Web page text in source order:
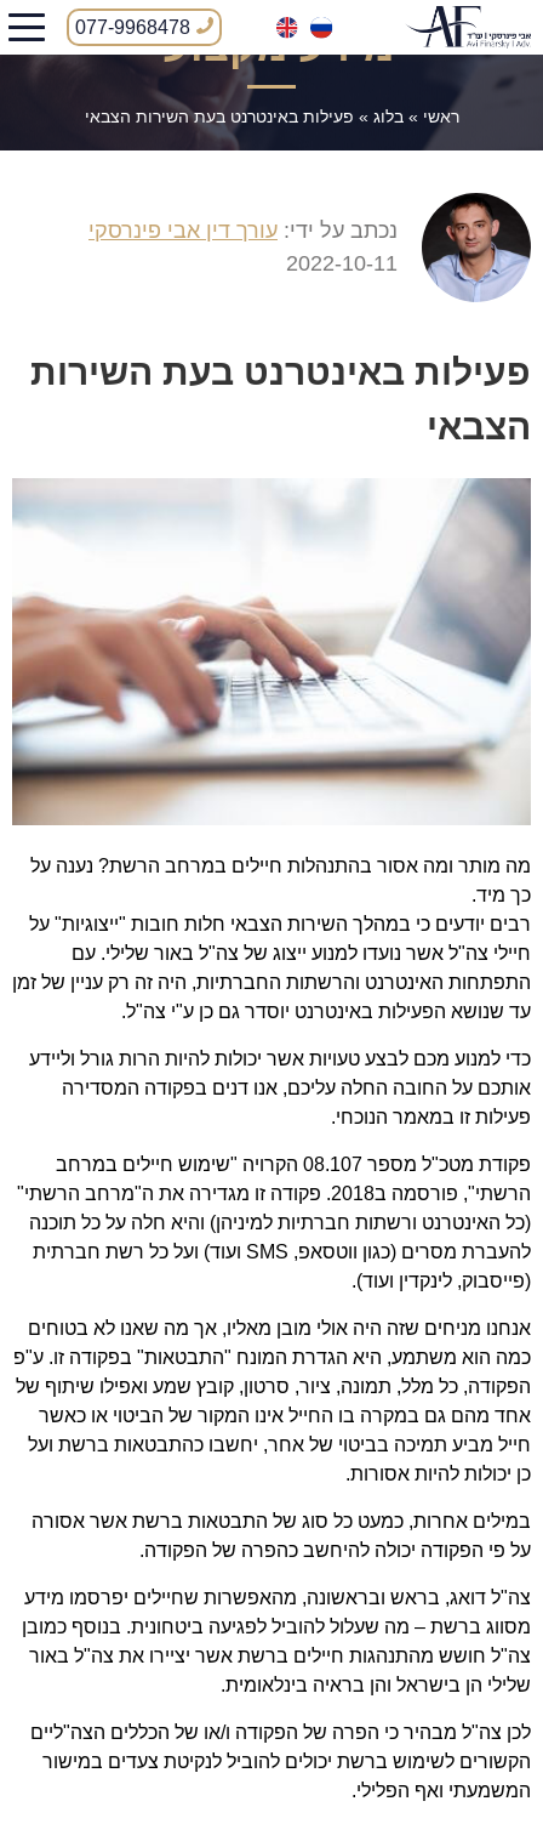
077-9968478מידע מקצועי
ראשי »בלוג » פעילות באינטרנט בעת השירות הצבאי
נכתב על ידי: עורך דין אבי פינרסקי
2022-10-11
פעילות באינטרנט בעת השירות
הצבאי
מה מותר ומה אסור בהתנהלות חיילים במרחב הרשת? נענה על
כך מיד.
רבים יודעים כי במהלך השירות הצבאי חלות חובות "ייצוגיות" על
חיילי צה"ל אשר נועדו למנוע ייצוג של צה"ל באור שלילי. עם
התפתחות האינטרנט והרשתות החברתיות, היה זה רק עניין של זמן
עד שנושא הפעילות באינטרנט יוסדר גם כן ע"י צה"ל.
כדי למנוע מכם לבצע טעויות אשר יכולות להיות הרות גורל וליידע
אותכם על החובה החלה עליכם, אנו דנים בפקודה המסדירה
פעילות זו במאמר הנוכחי.
פקודת מטכ"ל מספר 08.107 הקרויה "שימוש חיילים במרחב
הרשתי", פורסמה ב2018. פקודה זו מגדירה את ה"מרחב הרשתי"
(כל האינטרנט ורשתות חברתיות למיניהן) והיא חלה על כל תוכנה
להעברת מסרים (כגון ווטסאפ, SMS ועוד) ועל כל רשת חברתית
(פייסבוק, לינקדין ועוד).
אנחנו מניחים שזה היה אולי מובן מאליו, אך מה שאנו לא בטוחים
כמה הוא משתמע, היא הגדרת המונח "התבטאות" בפקודה זו. ע"פ
הפקודה, כל מלל, תמונה, ציור, סרטון, קובץ שמע ואפילו שיתוף של
אחד מהם גם במקרה בו החייל אינו המקור של הביטוי או כאשר
חייל מביע תמיכה בביטוי של אחר, יחשבו כהתבטאות ברשת ועל
כן יכולות להיות אסורות.
במילים אחרות, כמעט כל סוג של התבטאות ברשת אשר אסורה
על פי הפקודה יכולה להיחשב כהפרה של הפקודה.
צה"ל דואג, בראש ובראשונה, מהאפשרות שחיילים יפרסמו מידע
מסווג ברשת – מה שעלול להוביל לפגיעה ביטחונית. בנוסף כמובן
צה"ל חושש מהתנהגות חיילים ברשת אשר יציירו את צה"ל באור
שלילי הן בישראל והן בראיה בינלאומית.
לכן צה"ל מבהיר כי הפרה של הפקודה ו/או של הכללים הצה"ליים
הקשורים לשימוש ברשת יכולים להוביל לנקיטת צעדים במישור
המשמעתי ואף הפלילי.